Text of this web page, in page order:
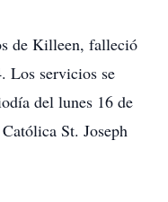
de Killeen, falleció
Los servicios se
del lunes 16 de
St. Joseph